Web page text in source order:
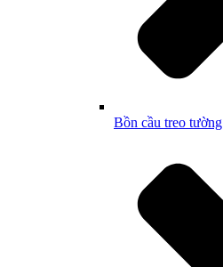
Bồn cầu treo tường